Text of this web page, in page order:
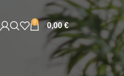
0 0,00€